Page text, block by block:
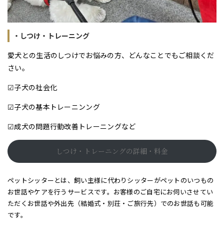
・しつけ・トレーニング
愛犬との生活のしつけでお悩みの方、どんなことでもご相談くだ
さい。
☑子犬の社会化
☑子犬の基本トレーニンング
☑成犬の問題行動改善トレーニングなど
しつけ・トレーニングの詳細・料金
ペットシッターとは、飼い主様に代わりシッターがペットのいつもの
お世話やケアを行うサービスです。お客様のご自宅にお伺いさせてい
ただくお世話や外出先（結婚式・別荘・ご旅行先）でのお世話も可能
です。